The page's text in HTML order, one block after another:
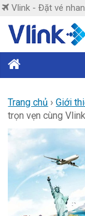
Skip
content
Vlink - Đặt vé
Vlink
nhanh,
đồng
hành
tâm
Trang chủ ›Giới
trọn vẹn cùng Vlink